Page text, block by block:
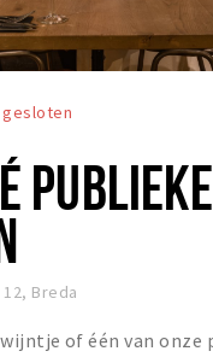
& podia
gesloten
PUBLIEKE
, Breda
of één van onze